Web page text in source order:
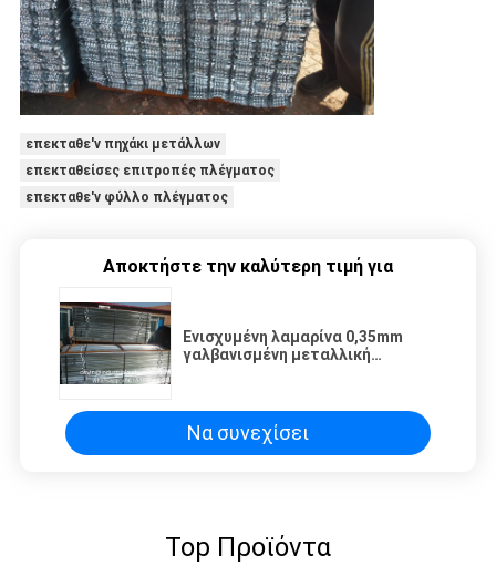
επεκταθε'ν πηχάκι μετάλλων
επεκταθείσες επιτροπές πλέγματος
επεκταθε'ν φύλλο πλέγματος
Αποκτήστε την καλύτερη τιμή για
Ενισχυμένη λαμαρίνα 0,35mm
γαλβανισμένη μεταλλική
Να συνεχίσει
Top Προϊόντα